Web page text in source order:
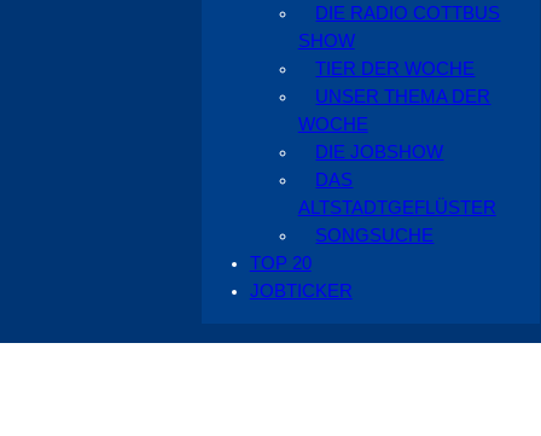
DIE RADIO COTTBUS
SHOW
TIER DER WOCHE
UNSER THEMA DER
WOCHE
DIE JOBSHOW
DAS
ALTSTADTGEFLÜSTER
SONGSUCHE
TOP 20
JOBTICKER